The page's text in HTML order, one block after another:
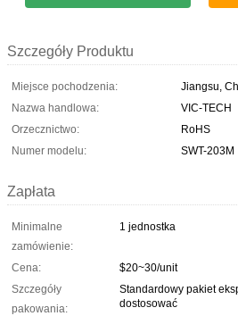
Szczegóły Produktu
Miejsce pochodzenia:
Jiangsu,
Nazwa handlowa:
VIC-TECH
Orzecznictwo:
RoHS
Numer modelu:
SWT-203M
Zapłata
Minimalne
zamówienie:
1 jednostka
Cena:
$20~30/unit
Szczegóły
pakowania:
Standardowy pakiet
dostosować